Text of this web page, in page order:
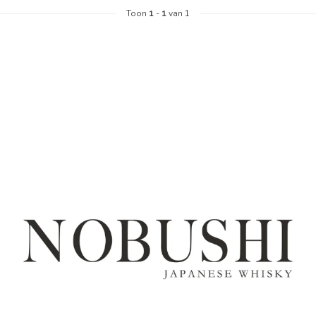
Toon 1 - 1van 1